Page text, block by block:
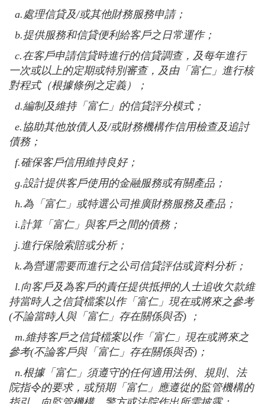
a. 處理信貸及/或其他財務服務申請；
b.提供服務和信貸便利給客戶之日常運作；
c.在客戶申請信貸時進行的信貸調查，及每年進行
一次或以上的定期或特別審查，及由「富仁」進行核
對程式（根據條例之定義）；
d.編制及維持「富仁」的信貸評分模式；
e. 協助其他放債人及/或財務機構作信用檢查及追討
債務；
f.確保客戶信用維持良好；
g.設計提供客戶使用的金融服務或有關產品；
h.為「富仁」或特選公司推廣財務服務及產品；
i.計算「富仁」與客戶之間的債務；
j. 進行保險索賠或分析；
k.為營運需要而進行之公司信貸評估或資料分析；
l.向客戶及為客戶的責任提供抵押的人士追收欠款維
持當時人之信貸檔案以作「富仁」現在或將來之參考
(不論當時人與「富仁」存在關係與否) ；
m.維持客戶之信貸檔案以作「富仁」現在或將來之
參考(不論客戶與「富仁」存在關係與否)；
n.根據「富仁」須遵守的任何適用法例、規則、法
院指令的要求，或預期「富仁」應遵從的監管機構的